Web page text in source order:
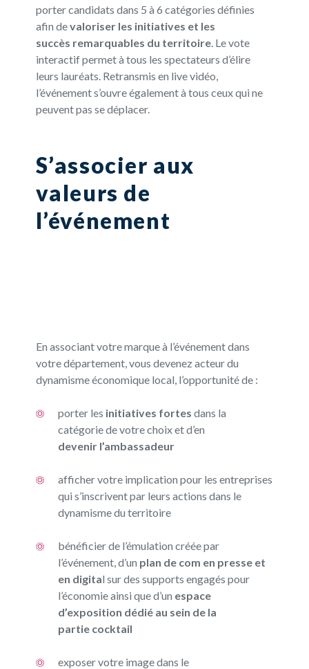
porter candidats dans 5 à 6 catégories définies
afin ​ devaloriser les initiatives et les
succès remarquables du territoire. Le vote
interactif permet à tous les spectateurs d’élire
leurs lauréats. Retransmis en live vidéo,
l’événement s’ouvre également à tous ceux qui ne
peuvent pas se déplacer.
S’associer aux
valeurs de
l’événement
En associant votre marque à l’événement dans
votre département, vous devenez acteur du
dynamisme économique local, l’opportunité de :
porter les initiatives fortes dans la
catégoriede votre choix et d’en
devenir l’ambassadeur
affichervotre implication pour les entreprises
qui s’inscrivent par leurs actions dans le
dynamisme du territoire
bénéficierde l’émulation crééepar
l’événement, d’un plan de com en presse et
en digital surdes supports engagés pour
l’économie ainsi que d’un espace
d’exposition dédié au sein de la
partie cocktail
exposervotre image dans le